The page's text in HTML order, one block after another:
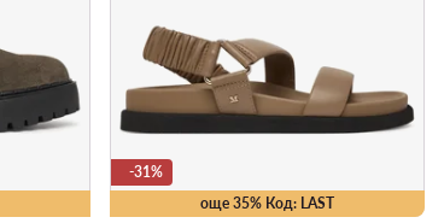
още 35% Код: LAST
-31%